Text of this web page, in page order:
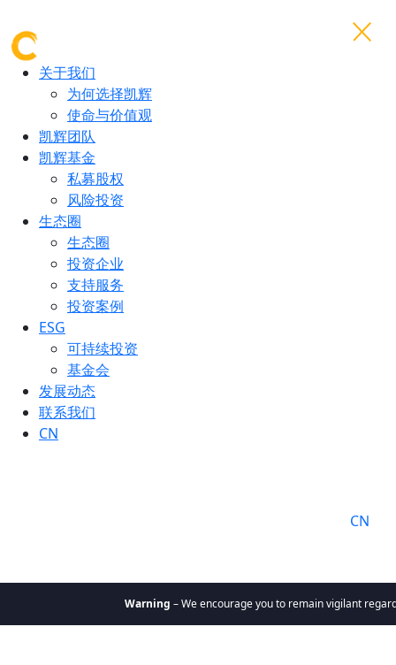
关于我们
为何选择凯辉
使命与价值观
凯辉团队
凯辉基金
私募股权
风险投资
生态圈
生态圈
投资企业
支持服务
投资案例
ESG
可持续投资
基金会
发展动态
联系我们
CN
CN
Warning– We encourage you to remain vigilant